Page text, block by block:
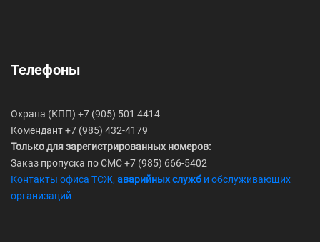
Телефоны
Охрана (КПП) +7 (905) 501 4414
Комендант +7 (985) 432-4179
Только для зарегистрированных номеров:
Заказ пропуска по СМС +7 (985) 666-5402
Контакты офиса ТСЖ, аварийных служб и обслуживающих
организаций